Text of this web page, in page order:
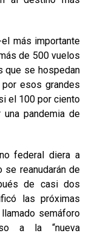
más importante
de 500 vuelos
que se hospedan
esos grandes
el 100 por ciento
pandemia de
federal diera a
se reanudarán de
de casi dos
las próximas
semáforo
a la “nueva